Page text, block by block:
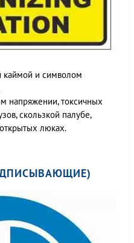
каймой и символом
напряжении, токсичных
скользкой палубе,
люках.